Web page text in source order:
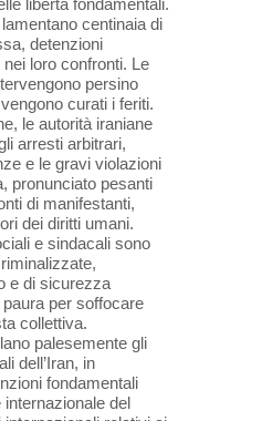
centinaia di
detenzioni
loro confronti. Le
persino
curati i feriti.
le autorità iraniane
arresti arbitrari,
e le gravi violazioni
pronunciato pesanti
di manifestanti,
dei diritti umani.
e sindacali sono
e di sicurezza
per soffocare
collettiva.
palesemente gli
dell’Iran, in
fondamentali
internazionale del